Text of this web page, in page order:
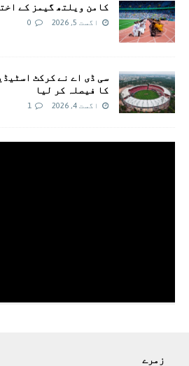
کامن ویلتھ گیمز کے
اگست 5, 2026 0
سی ڈی اے نے کرکٹ
کا فیصلہ کر لیا
اگست 4, 2026 1
زمرے